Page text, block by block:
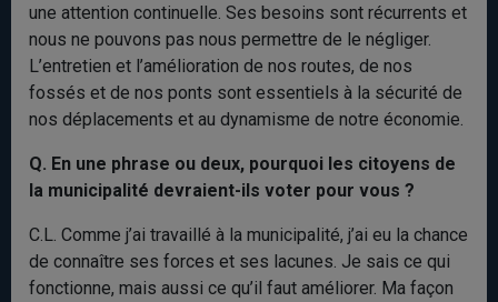
une attention continuelle. Ses besoins sont récurrents et
nous ne pouvons pas nous permettre de le négliger.
L’entretien et l’amélioration de nos routes, de nos
fossés et de nos ponts sont essentiels à la sécurité de
nos déplacements et au dynamisme de notre économie.
Q. En une phrase ou deux, pourquoi les citoyens de
la municipalité devraient-ils voter pour vous ?
C.L. Comme j’ai travaillé à la municipalité, j’ai eu la chance
de connaître ses forces et ses lacunes. Je sais ce qui
fonctionne, mais aussi ce qu’il faut améliorer. Ma façon